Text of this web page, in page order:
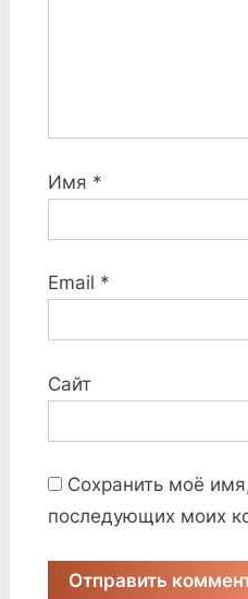
Имя *
Email *
Сайт
Сохранить моё
последующих моих